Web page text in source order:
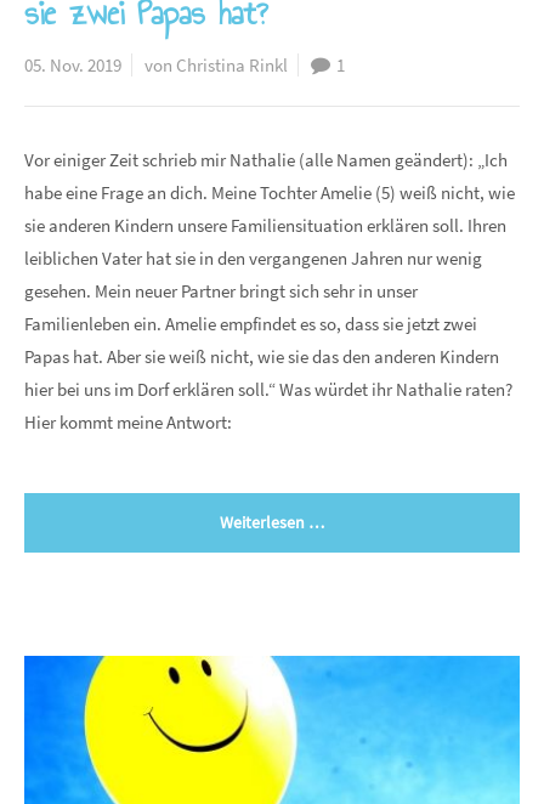
sie zwei Papas hat?
05. Nov. 2019 von Christina Rinkl 1
Vor einiger Zeit schrieb mir Nathalie (alle Namen geändert): „Ich
habe eine Frage an dich. Meine Tochter Amelie (5) weiß nicht, wie
sie anderen Kindern unsere Familiensituation erklären soll. Ihren
leiblichen Vater hat sie in den vergangenen Jahren nur wenig
gesehen. Mein neuer Partner bringt sich sehr in unser
Familienleben ein. Amelie empfindet es so, dass sie jetzt zwei
Papas hat. Aber sie weiß nicht, wie sie das den anderen Kindern
hier bei uns im Dorf erklären soll.“ Was würdet ihr Nathalie raten?
Hier kommt meine Antwort:
Weiterlesen …